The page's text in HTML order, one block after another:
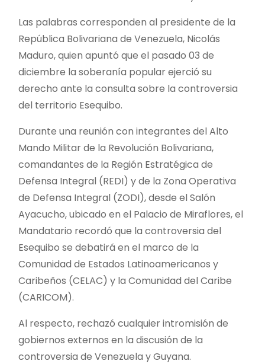
Las palabras corresponden al presidente de la
República Bolivariana de Venezuela, Nicolás
Maduro, quien apuntó que el pasado 03 de
diciembre la soberanía popular ejerció su
derecho ante la consulta sobre la controversia
del territorio Esequibo.
Durante una reunión con integrantes del Alto
Mando Militar de la Revolución Bolivariana,
comandantes de la Región Estratégica de
Defensa Integral (REDI) y de la Zona Operativa
de Defensa Integral (ZODI), desde el Salón
Ayacucho, ubicado en el Palacio de Miraflores, el
Mandatario recordó que la controversia del
Esequibo se debatirá en el marco de la
Comunidad de Estados Latinoamericanos y
Caribeños (CELAC) y la Comunidad del Caribe
(CARICOM).
Al respecto, rechazó cualquier intromisión de
gobiernos externos en la discusión de la
controversia de Venezuela y Guyana.